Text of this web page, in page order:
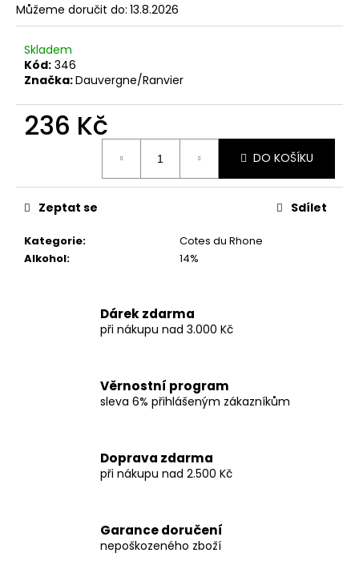
Můžeme doručit do: 13.8.2026
Skladem
Kód: 346
Značka:Dauvergne/Ranvier
236 Kč
DO KOŠÍKU
Kategorie:
Cotes du Rhone
Alkohol: 14%
Zeptat se Sdílet
Dárek zdarma
při nákupu nad 3.000 Kč
Věrnostní program
sleva 6% přihlášeným zákazníkům
Doprava zdarma
při nákupu nad 2.500 Kč
Garance doručení
nepoškozeného zboží
o
r
u
č
u
j
m
FINCA
AIGUASALS
MONTSANT
DO